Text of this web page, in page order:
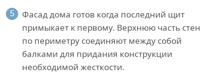
5
Фасад дома готов когда последний щит
примыкает к первому. Верхнюю часть стен
по периметру соединяют между собой
балками для придания конструкции
необходимой жесткости.